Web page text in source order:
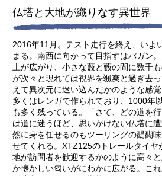
仏塔と大地が織りなす異世界
2016年11月。テスト走行を終え、いよ
まる。南西に向かって目指すはバガン
土が広がり、小さな藪と藪の間に数千
が次々と現れては視界を颯爽と過ぎ去
えて異次元に迷い込んだかのような感
多くはレンガで作られており、1000年
も多く残っている。「さて、どの道を
は道に迷うほど、思いがけない仏塔に
然に身を任せるのもツーリングの醍醐
せてくれる。XTZ125のトレールタイヤ
地が訪問者を歓迎するかのように高々
か懐かしい匂いがにわかに広がる。こ